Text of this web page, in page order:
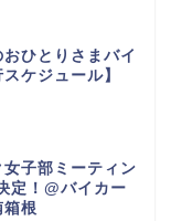
ひとりさまバイ
ケジュール】
子部ミーティン
定！@バイカー
箱根